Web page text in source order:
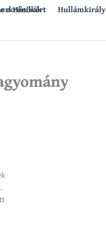
Hullámkirály
a Hősökért